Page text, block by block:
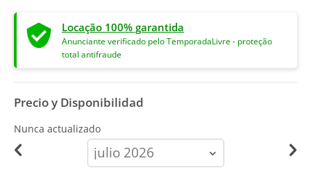
Locação 100% garantida
Anunciante verificado pelo TemporadaLivre - proteção
total antifraude
Precio y Disponibilidad
Nunca actualizado
calendar-
month